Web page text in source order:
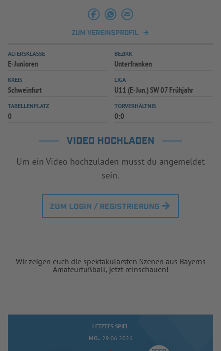
ZUM VEREINSPROFIL
ALTERSKLASSE
E-Junioren
BEZIRK
Unterfranken
KREIS
Schweinfurt
LIGA
U11 (E-Jun.) SW 07 Frühjahr
TABELLENPLATZ
0
TORVERHÄLTNIS
0:0
VIDEO HOCHLADEN
Um ein Video hochzuladen musst du angemeldet
sein.
ZUM LOGIN / REGISTRIERUNG
Wir zeigen euch die spektakulärsten Szenen aus Bayerns
Amateurfußball, jetzt reinschauen!
LETZTES SPIEL
MO.. 29.06.2026